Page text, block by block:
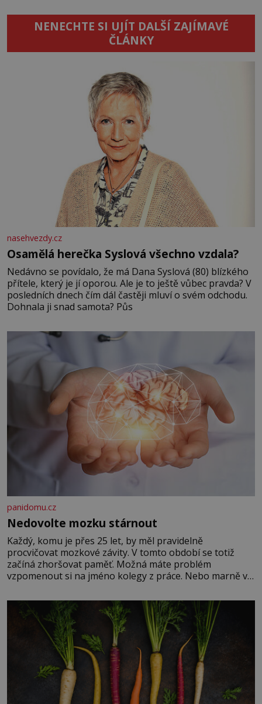
NENECHTE SI UJÍT DALŠÍ ZAJÍMAVÉ
ČLÁNKY
nasehvezdy.cz
Osamělá herečka Syslová všechno vzdala?
Nedávno se povídalo, že má Dana Syslová (80) blízkého
přítele, který je jí oporou. Ale je to ještě vůbec pravda? V
posledních dnech čím dál častěji mluví o svém odchodu.
Dohnala ji snad samota? Půs
panidomu.cz
Nedovolte mozku stárnout
Každý, komu je přes 25 let, by měl pravidelně
procvičovat mozkové závity. V tomto období se totiž
začíná zhoršovat paměť. Možná máte problém
vzpomenout si na jméno kolegy z práce. Nebo marně v
Je to opravdu tak, s věkem jako kdyby se paměť
rozhodla stávkovat. Cvičte